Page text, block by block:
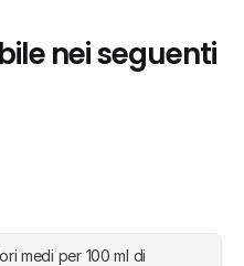
nei seguenti
medi per 100 ml di